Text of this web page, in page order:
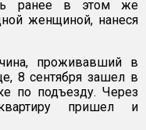
ранее в этом же
женщиной, нанеся
проживавший в
8 сентября зашел в
по подъезду. Через
пришел и